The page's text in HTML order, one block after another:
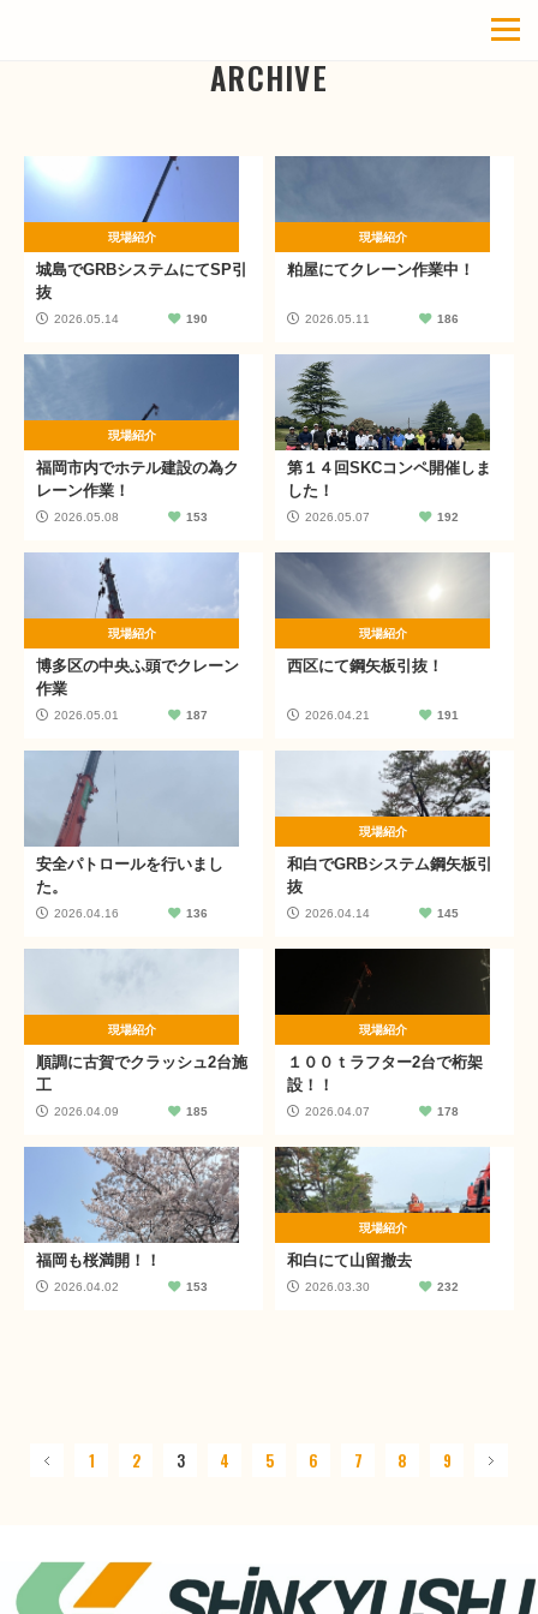
ARCHIVE
現場紹介
城島でGRBシステムにてSP引
抜
2026.05.14 190
現場紹介
粕屋にてクレーン作業中！
2026.05.11 186
現場紹介
福岡市内でホテル建設の為ク
レーン作業！
2026.05.08 153
第１４回SKCコンペ開催しま
した！
2026.05.07 192
現場紹介
博多区の中央ふ頭でクレーン
作業
2026.05.01 187
現場紹介
西区にて鋼矢板引抜！
2026.04.21 191
安全パトロールを行いまし
た。
2026.04.16 136
現場紹介
和白でGRBシステム鋼矢板引
抜
2026.04.14 145
現場紹介
順調に古賀でクラッシュ2台施
工
2026.04.09 185
現場紹介
１００ｔラフター2台で桁架
設！！
2026.04.07 178
福岡も桜満開！！
2026.04.02 153
現場紹介
和白にて山留撤去
2026.03.30 232
1 2 3 4 5 6 7 8 9